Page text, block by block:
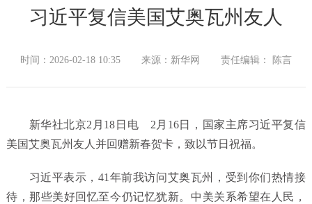
习近平复信美国艾奥瓦州友人
时间：2026-02-18 10:35 来源：新华网 责任编辑： 陈言
新华社北京2月18日电 2月16日，国家主席习近平复信
美国艾奥瓦州友人并回赠新春贺卡，致以节日祝福。
习近平表示，41年前我访问艾奥瓦州，受到你们热情接
待，那些美好回忆至今仍记忆犹新。中美关系希望在人民，